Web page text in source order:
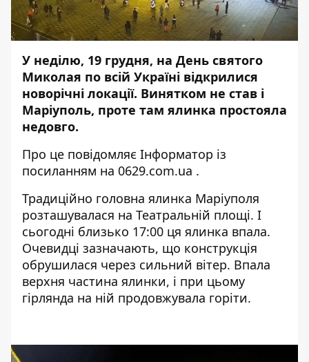
У неділю, 19 грудня, на День святого
Миколая по всій Україні відкрилися
новорічні локації. Винятком не став і
Маріуполь, проте там ялинка простояла
недовго.
Про це повідомляє Інформатор із
посиланням на 0629.com.ua .
Традиційно головна ялинка Маріуполя
розташувалася на Театральній площі. І
сьогодні близько 17:00 ця ялинка впала.
Очевидці зазначають, що конструкція
обрушилася через сильний вітер. Впала
верхня частина ялинки, і при цьому
гірлянда на ній продовжувала горіти.